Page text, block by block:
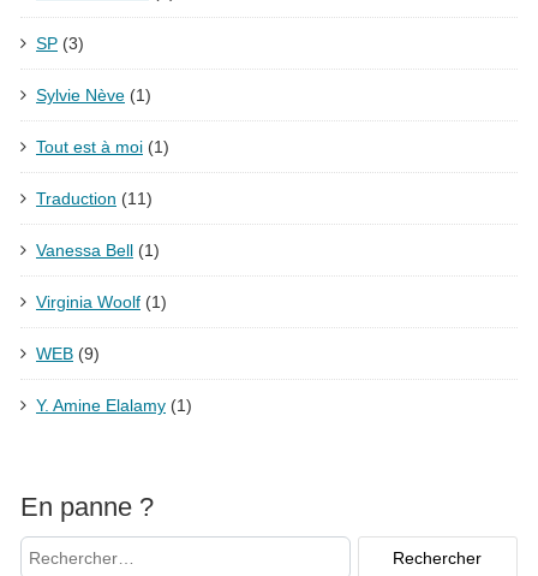
SP (3)
Sylvie Nève (1)
Tout est à moi (1)
Traduction (11)
Vanessa Bell (1)
Virginia Woolf (1)
WEB (9)
Y. Amine Elalamy (1)
En panne ?